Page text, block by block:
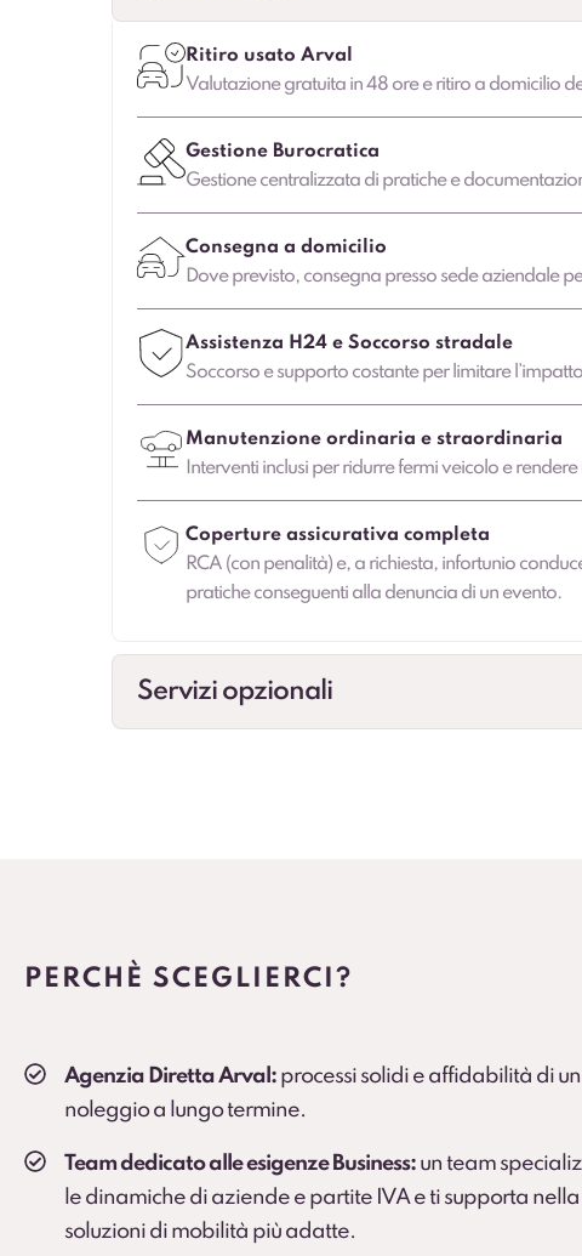
Ritiro usato Arval
Valutazione gratuita in 48 ore e ritiro a domicilio
Gestione Burocratica
Gestione centralizzata di pratiche e
Consegna a domicilio
Dove previsto, consegna presso sede aziendale
Assistenza H24 e Soccorso stradale
Soccorso e supporto costante per limitare
Manutenzione ordinaria e straordinaria
Interventi inclusi per ridurre fermi veicolo e
Coperture assicurativa completa
RCA (con penalità) e, a richiesta, infortunio
pratiche conseguenti alla denuncia di un evento.
Servizi opzionali
PERCHÈ SCEGLIERCI?
Agenzia Diretta Arval: processi solidi e affidabilità di
noleggio a lungo termine.
Team dedicato alle esigenze Business: un team
le dinamiche di aziende e partite IVA e ti supporta
soluzioni di mobilità più adatte.